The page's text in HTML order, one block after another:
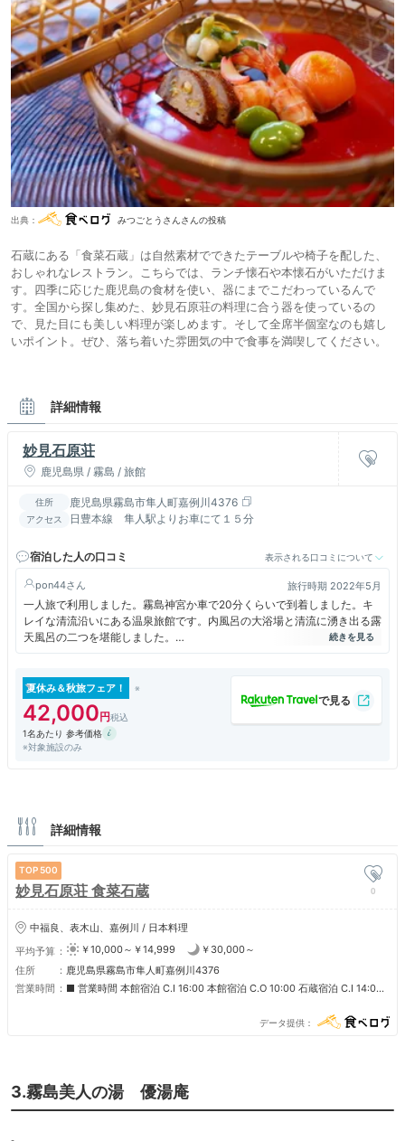
出典： みつごとうさんさんの投稿
石蔵にある「食菜石蔵」は自然素材でできたテーブルや椅子を配した、
おしゃれなレストラン。こちらでは、ランチ懐石や本懐石がいただけま
す。四季に応じた鹿児島の食材を使い、器にまでこだわっているんで
す。全国から探し集めた、妙見石原荘の料理に合う器を使っているの
で、見た目にも美しい料理が楽しめます。そして全席半個室なのも嬉し
いポイント。ぜひ、落ち着いた雰囲気の中で食事を満喫してください。
詳細情報
妙見石原荘
鹿児島県 / 霧島 / 旅館
住所 鹿児島県霧島市隼人町嘉例川4376
アクセス 日豊本線 隼人駅よりお車にて１５分
宿泊した人の口コミ 表示される口コミについて
pon44 旅行時期 2022年5月
一人旅で利用しました。霧島神宮か車で20分くらいで到着しました。キ
レイな清流沿いにある温泉旅館です。内風呂の大浴場と清流に湧き出る露
天風呂の二つを堪能しました。
露天風呂は最高のロケーションでキレイな清流を眺めながら温泉に浸かれ
夏休み＆秋旅フェア！
42,000
1名あたり 参考価格
※対象施設のみ
詳細情報
500
妙見石原荘 食菜石蔵 0
中福良、表木山、嘉例川 / 日本料理
平均予算
￥10,000～￥14,999
￥30,000～
住所
鹿児島県霧島市隼人町嘉例川4376
営業時間
■ 営業時間 本館宿泊 C.I 16:00 本館宿泊 C.O 10:00 石蔵宿泊 C.I 14:00
データ提供
3.霧島美人の湯 優湯庵